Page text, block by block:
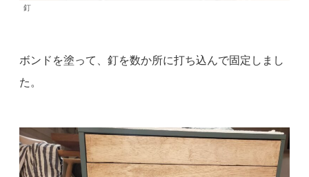
釘
ボンドを塗って、釘を数か所に打ち込んで固定しまし
た。